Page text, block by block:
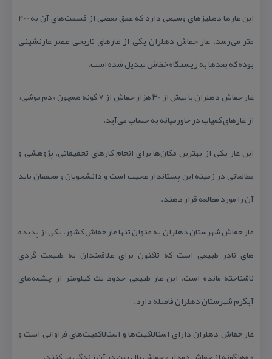
این غارها دهلیزهای وسیعی دارد كه عمق بعضی از قسمت‌های آن به ۴۰۰
متر می‌رسد. غار خفاش دهلران یكی از غارهای تاریخی عصر غارنشینی
بوده كه بعدها به زیستگاه خفاش تبدیل شده است.
غار خفاش دهلران با بیش از ۳۰ هزار خفاش از ۷ گونه همچون «دم موشی»
از غارهای كمیاب در خاورمیانه به حساب می‌آید.
این غار یكی از بهترین مكان‌ها برای انجام كارهای تحقیقاتی، پژوهشی و
مطالعاتی در زمینه این پستاندار عجیب است و دانشجویان و محققان باید
آن را مورد مطالعه قرار دهند.
غار خفاش شهرستان دهلران به عنوان تنها غار خفاش كشور، یكی از پدیده
های نادر طبیعی است كه تاكنون برای علاقمندان به طبیعت گردی
ناشناخته مانده است. این غار طبیعی حدود یك كیلومتر از چشمه‌های
آبگرم شهرستان دهلران فاصله دارد.
غار خفاش دهلران دارای استالاكیت‌ها و استالاكمیت‌های فراوانی است و